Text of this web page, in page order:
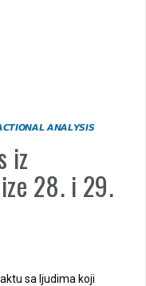
iz
28. i 29.
sa ljudima koji